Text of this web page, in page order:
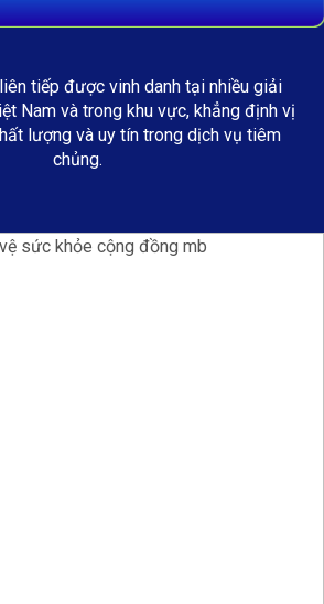
tiếp được vinh danh tại nhiều giải
Nam và trong khu vực, khẳng định vị
lượng và uy tín trong dịch vụ tiêm
chủng.